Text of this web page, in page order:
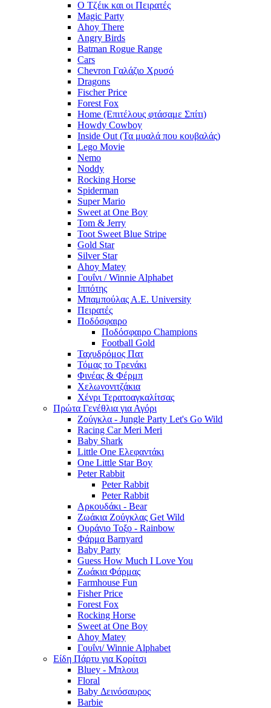
Ο Τζέικ και οι Πειρατές
Magic Party
Ahoy There
Angry Birds
Batman Rogue Range
Cars
Chevron Γαλάζιο Χρυσό
Dragons
Fischer Price
Forest Fox
Home (Επιτέλους φτάσαμε Σπίτι)
Howdy Cowboy
Inside Out (Τα μυαλά που κουβαλάς)
Lego Movie
Nemo
Noddy
Rocking Horse
Spiderman
Super Mario
Sweet at One Boy
Tom & Jerry
Toot Sweet Blue Stripe
Gold Star
Silver Star
Ahoy Matey
Γουΐνι / Winnie Alphabet
Ιππότης
Μπαμπούλας Α.Ε. University
Πειρατές
Ποδόσφαιρο
Ποδόσφαιρο Champions
Football Gold
Ταχυδρόμος Πατ
Τόμας το Τρενάκι
Φινέας & Φέρμπ
Χελωνονιτζάκια
Χένρι Τερατοαγκαλίτσας
Πρώτα Γενέθλια για Αγόρι
Ζούγκλα - Jungle Party Let's Go Wild
Racing Car Meri Meri
Baby Shark
Little One Ελεφαντάκι
One Little Star Boy
Peter Rabbit
Peter Rabbit
Peter Rabbit
Αρκουδάκι - Bear
Ζωάκια Ζούγκλας Get Wild
Ουράνιο Τοξο - Rainbow
Φάρμα Barnyard
Baby Party
Guess How Much I Love You
Ζωάκια Φάρμας
Farmhouse Fun
Fisher Price
Forest Fox
Rocking Horse
Sweet at One Boy
Ahoy Matey
Γουΐνι/ Winnie Alphabet
Είδη Πάρτυ για Κορίτσι
Bluey - Μπλουι
Floral
Baby Δεινόσαυρος
Barbie